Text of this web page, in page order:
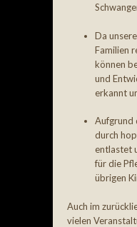
Da
Familien
können
und
erkannt
Aufgrund
durch
entlastet
für die
übrigen
Auch im
vielen